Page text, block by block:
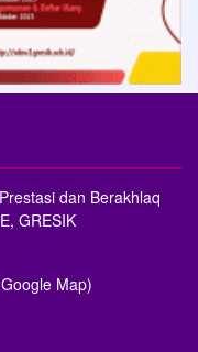
dan Berakhlaq
GRESIK
Map)